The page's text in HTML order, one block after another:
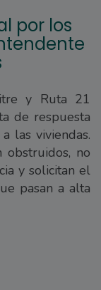
por los
y Ruta 21
de respuesta
las viviendas.
obstruidos, no
y solicitan el
pasan a alta